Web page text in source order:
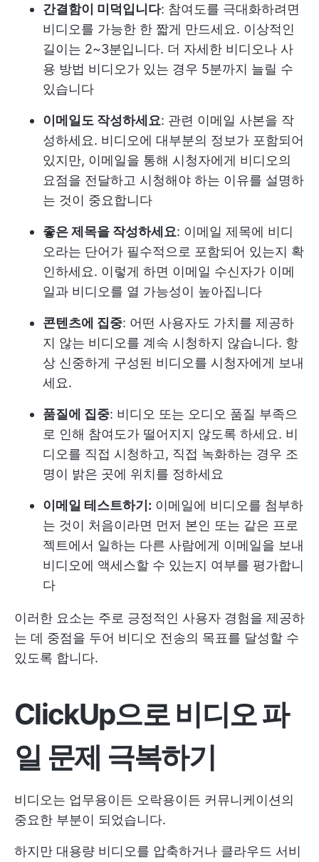
간결함이 미덕입니다: 참여도를 극대화하려면
비디오를 가능한 한 짧게 만드세요. 이상적인
길이는 2~3분입니다. 더 자세한 비디오나 사
용 방법 비디오가 있는 경우 5분까지 늘릴 수
있습니다
이메일도 작성하세요: 관련 이메일 사본을 작
성하세요. 비디오에 대부분의 정보가 포함되어
있지만, 이메일을 통해 시청자에게 비디오의
요점을 전달하고 시청해야 하는 이유를 설명하
는 것이 중요합니다
좋은 제목을 작성하세요: 이메일 제목에 비디
오라는 단어가 필수적으로 포함되어 있는지 확
인하세요. 이렇게 하면 이메일 수신자가 이메
일과 비디오를 열 가능성이 높아집니다
콘텐츠에 집중: 어떤 사용자도 가치를 제공하
지 않는 비디오를 계속 시청하지 않습니다. 항
상 신중하게 구성된 비디오를 시청자에게 보내
세요.
품질에 집중: 비디오 또는 오디오 품질 부족으
로 인해 참여도가 떨어지지 않도록 하세요. 비
디오를 직접 시청하고, 직접 녹화하는 경우 조
명이 밝은 곳에 위치를 정하세요
이메일 테스트하기: 이메일에 비디오를 첨부하
는 것이 처음이라면 먼저 본인 또는 같은 프로
젝트에서 일하는 다른 사람에게 이메일을 보내
비디오에 액세스할 수 있는지 여부를 평가합니
다
이러한 요소는 주로 긍정적인 사용자 경험을 제공하
는 데 중점을 두어 비디오 전송의 목표를 달성할 수
있도록 합니다.
ClickUp으로 비디오 파
일 문제 극복하기
비디오는 업무용이든 오락용이든 커뮤니케이션의
중요한 부분이 되었습니다.
하지만 대용량 비디오를 압축하거나 클라우드 서비